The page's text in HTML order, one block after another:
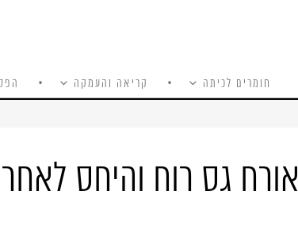
חומרים לכיתה קריאה והעמקה
אורח גס רוח והיחס לאחר